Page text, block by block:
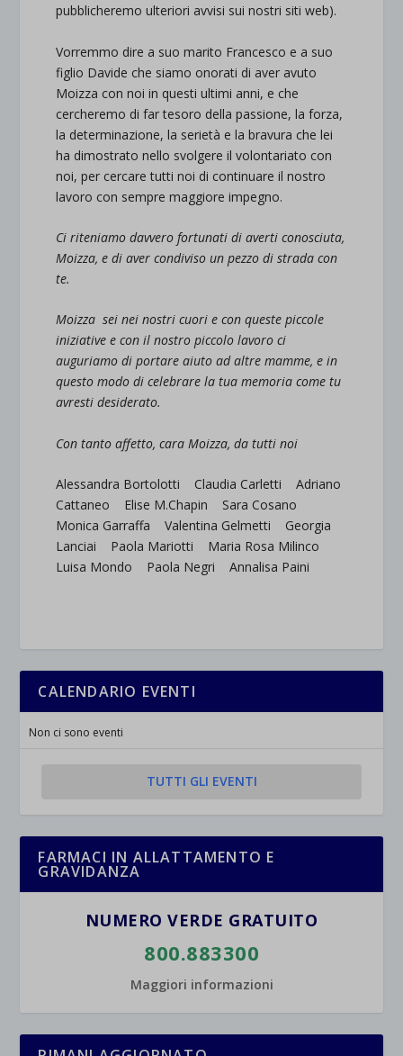
pubblicheremo ulteriori avvisi sui nostri siti web).
Vorremmo dire a suo marito Francesco e a suo
figlio Davide che siamo onorati di aver avuto
Moizza con noi in questi ultimi anni, e che
cercheremo di far tesoro della passione, la forza,
la determinazione, la serietà e la bravura che lei
ha dimostrato nello svolgere il volontariato con
noi, per cercare tutti noi di continuare il nostro
lavoro con sempre maggiore impegno.
Ci riteniamo davvero fortunati di averti conosciuta,
Moizza, e di aver condiviso un pezzo di strada con
te.
Moizza sei nei nostri cuori e con queste piccole
iniziative e con il nostro piccolo lavoro ci
auguriamo di portare aiuto ad altre mamme, e in
questo modo di celebrare la tua memoria come tu
avresti desiderato.
Con tanto affetto, cara Moizza, da tutti noi
Alessandra Bortolotti Claudia Carletti Adriano
Cattaneo Elise M.Chapin Sara Cosano
Monica Garraffa Valentina Gelmetti Georgia
Lanciai Paola Mariotti Maria Rosa Milinco
Luisa Mondo Paola Negri Annalisa Paini
CALENDARIO EVENTI
Non ci sono eventi
TUTTI GLI EVENTI
FARMACI IN ALLATTAMENTO E
GRAVIDANZA
NUMERO VERDE GRATUITO
800.883300
Maggiori informazioni